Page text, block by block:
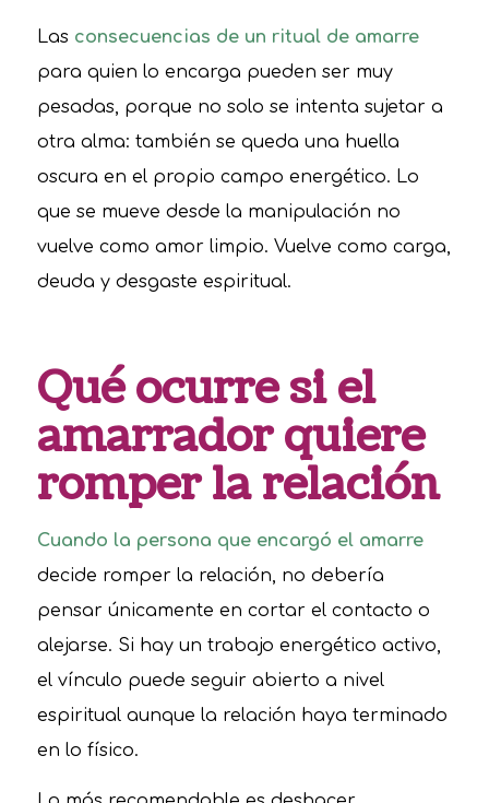
Las consecuencias de un ritual de amarre
para quien lo encarga pueden ser muy
pesadas, porque no solo se intenta sujetar a
otra alma: también se queda una huella
oscura en el propio campo energético. Lo
que se mueve desde la manipulación no
vuelve como amor limpio. Vuelve como carga,
deuda y desgaste espiritual.
Qué ocurre si el
amarrador quiere
romper la relación
Cuando la persona que encargó el amarre
decide romper la relación, no debería
pensar únicamente en cortar el contacto o
alejarse. Si hay un trabajo energético activo,
el vínculo puede seguir abierto a nivel
espiritual aunque la relación haya terminado
en lo físico.